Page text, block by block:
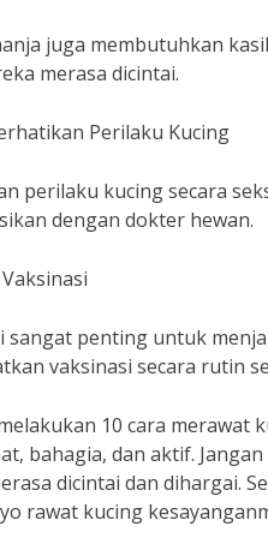
juga membutuhkan
merasa dicintai.
Perilaku Kucing
perilaku kucing secara
dengan dokter hewan.
sangat penting untuk
vaksinasi secara rutin
10 cara merawat
bahagia, dan aktif.
dicintai dan dihargai.
rawat kucing